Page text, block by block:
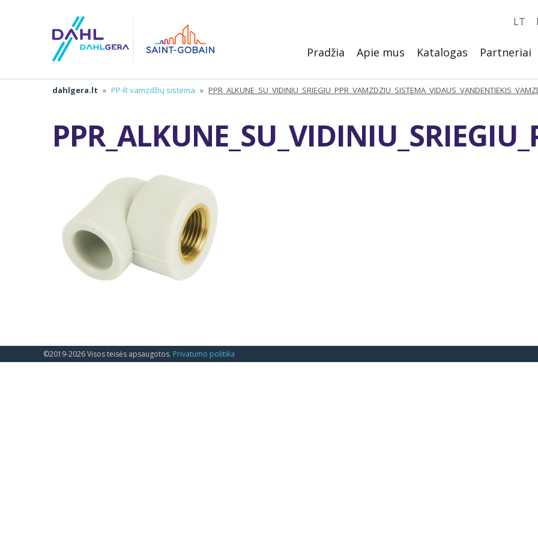
LT
Pradžia Apie mus Katalogas Partneriai
dahlgera.lt » PP-R vamzdžių sistema »
©2019-2026 Visos teisės apsaugotos. Privatumo politika